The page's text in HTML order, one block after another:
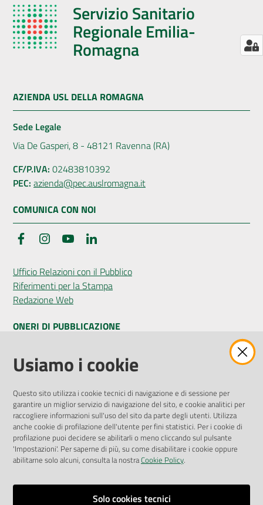
Servizio Sanitario
Regionale Emilia-
Romagna
AZIENDA USL DELLA ROMAGNA
Sede Legale
Via De Gasperi, 8 - 48121 Ravenna (RA)
CF/P.IVA: 02483810392
PEC: azienda@pec.auslromagna.it
COMUNICA CON NOI
FacebookInstagramYouTube
Ufficio Relazioni con il Pubblico
Riferimenti per la Stampa
Redazione Web
ONERI DI PUBBLICAZIONE
Amministrazione Trasparente
Pubblicità legale
Privacy Policy
Attuazione Misure PNRR
Liste di Attesa
ENTI, IMPRESE E PARTNER
Fatturazione Elettronica
Usiamo i cookie
Questo sito utilizza i cookie tecnici di navigazione e di sessione per
garantire un miglior servizio di navigazione del sito, e cookie analitici per
raccogliere informazioni sull'uso del sito da parte degli utenti. Utilizza
anche cookie di profilazione dell'utente per fini statistici. Per i cookie di
profilazione puoi decidere se abilitarli o meno cliccando sul pulsante
'Impostazioni'. Per saperne di più, su come disabilitare i cookie oppure
abilitarne solo alcuni, consulta la nostraCookie Policy.
Solo cookies tecnici